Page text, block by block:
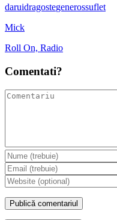
daruidragostegenerossuflet
Mick
Roll On, Radio
Comentati?